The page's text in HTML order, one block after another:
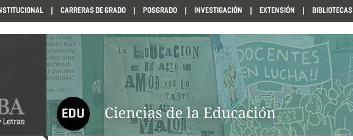
CARRERAS DE GRADO POSGRADO INVESTIGACIÓN EXTENSIÓN BIBLIOTECAS
PROGRAMACION1985